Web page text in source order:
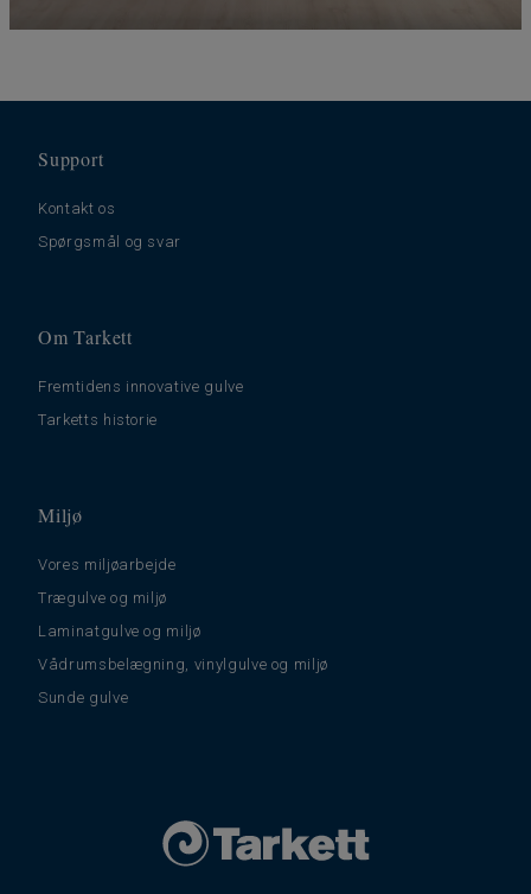
Support
Kontakt os
Spørgsmål og svar
Om Tarkett
Fremtidens innovative gulve
Tarketts historie
Miljø
Vores miljøarbejde
Trægulve og miljø
Laminatgulve og miljø
Vådrumsbelægning, vinylgulve og miljø
Sunde gulve